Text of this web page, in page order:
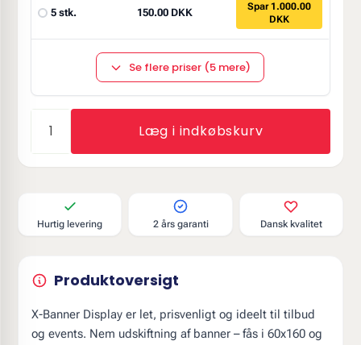
5 stk. 150.00 DKK
Spar 1.000.00
DKK
Se flere priser (5 mere)
Læg i indkøbskurv
Hurtig levering 2 års garanti Dansk kvalitet
Produktoversigt
X-Banner Display er let, prisvenligt og ideelt til tilbud
og events. Nem udskiftning af banner – fås i 60x160 og